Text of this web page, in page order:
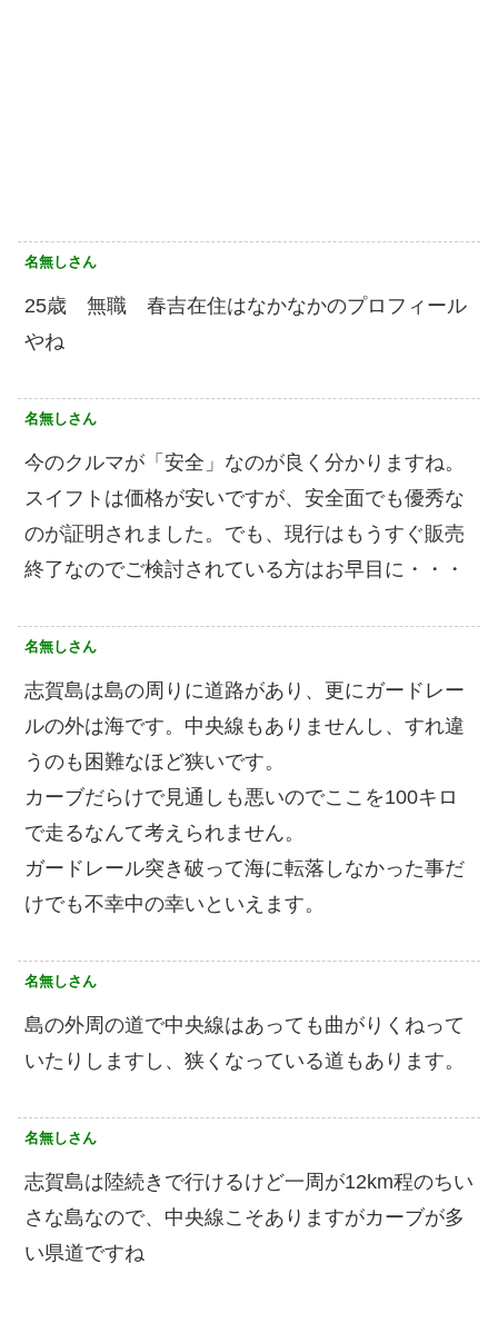
名無しさん
25歳 無職 春吉在住はなかなかのプロフィール
やね
名無しさん
今のクルマが「安全」なのが良く分かりますね。
スイフトは価格が安いですが、安全面でも優秀な
のが証明されました。でも、現行はもうすぐ販売
終了なのでご検討されている方はお早目に・・・
名無しさん
志賀島は島の周りに道路があり、更にガードレー
ルの外は海です。中央線もありませんし、すれ違
うのも困難なほど狭いです。
カーブだらけで見通しも悪いのでここを100キロ
で走るなんて考えられません。
ガードレール突き破って海に転落しなかった事だ
けでも不幸中の幸いといえます。
名無しさん
島の外周の道で中央線はあっても曲がりくねって
いたりしますし、狭くなっている道もあります。
名無しさん
志賀島は陸続きで行けるけど一周が12km程のちい
さな島なので、中央線こそありますがカーブが多
い県道ですね